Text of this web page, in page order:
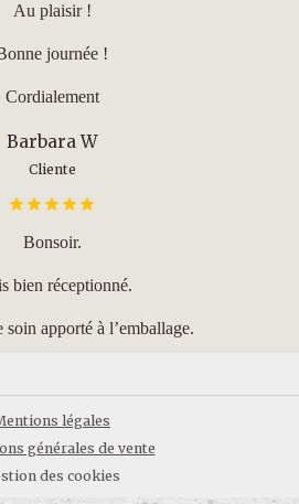
Au plaisir !
journée !
Cordialement
Barbara W
Cliente
Bonsoir.
bien réceptionné.
apporté à l’emballage.
légales
générales de vente
des cookies